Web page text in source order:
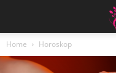
Home Horoskop